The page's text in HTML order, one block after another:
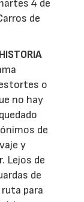
4 de
de
o
no hay
de
y
Lejos de
de
para